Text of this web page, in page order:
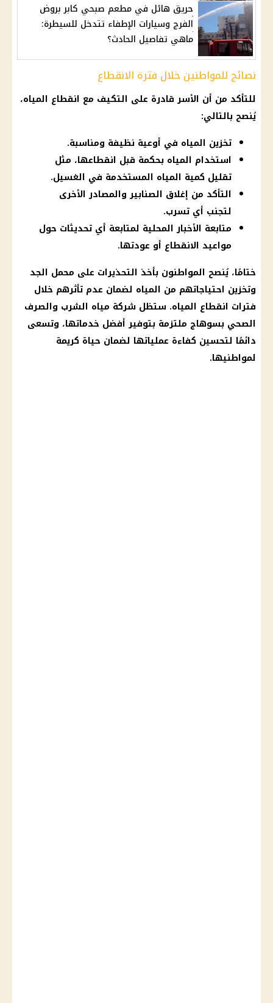
حريق هائل في مطعم صبحي كابر بروض
الفرج وسيارات الإطفاء تتدخل للسيطرة:
ماهي تفاصيل الحادث؟
نصائح للمواطنين خلال فترة الانقطاع
للتأكد من أن الأسر قادرة على التكيف مع انقطاع المياه،
يُنصح بالتالي:
تخزين المياه في أوعية نظيفة ومناسبة.
استخدام المياه بحكمة قبل انقطاعها، مثل
تقليل كمية المياه المستخدمة في الغسيل.
التأكد من إغلاق الصنابير والمصادر الأخرى
لتجنب أي تسرب.
متابعة الأخبار المحلية لمتابعة أي تحديثات حول
مواعيد الانقطاع أو عودتها.
ختامًا، يُنصح المواطنون بأخذ التحذيرات على محمل الجد
وتخزين احتياجاتهم من المياه لضمان عدم تأثرهم خلال
فترات انقطاع المياه. ستظل شركة مياه الشرب والصرف
الصحي بسوهاج ملتزمة بتوفير أفضل خدماتها، وتسعى
دائمًا لتحسين كفاءة عملياتها لضمان حياة كريمة
لمواطنيها.